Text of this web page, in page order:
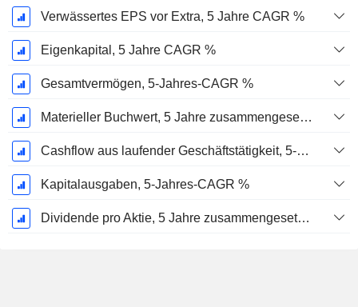
Verwässertes EPS vor Extra, 5 Jahre CAGR %
Eigenkapital, 5 Jahre CAGR %
Gesamtvermögen, 5-Jahres-CAGR %
Materieller Buchwert, 5 Jahre zusammengesetzte jährliche Wachstumsrate %
Cashflow aus laufender Geschäftstätigkeit, 5-Jahres-CAGR %
Kapitalausgaben, 5-Jahres-CAGR %
Dividende pro Aktie, 5 Jahre zusammengesetzte jährliche Wachstumsrate %